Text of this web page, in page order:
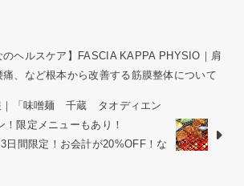
のヘルスケア】FASCIA KAPPA PHYSIO｜肩
痛、など根本から改善する筋膜整体について
｜「味噌麺 千蔵 タオディエン
限定メニューもあり！
日間限定！お会計が20%OFF！な